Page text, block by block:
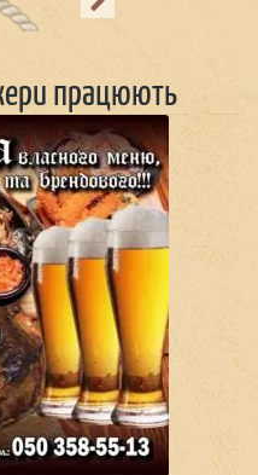
працюють